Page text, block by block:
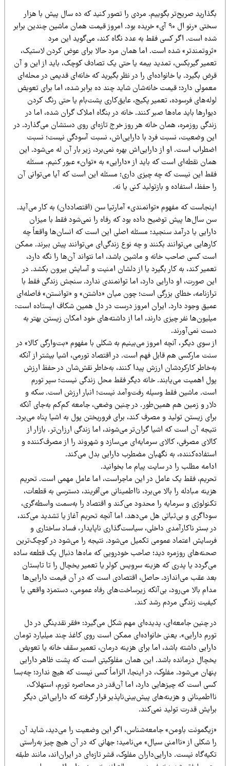
صریح‌تر بگوییم. مردی را تصور کنید که ده سال پیش با هزار
سختی «رنو ال ۹۰ آی» خریده بود. امروز قیمت همان ماشین چندین برابر
است. اگر کسی فقط به عدد نگاه کند، می‌گوید این مرد
شده است. اما همان مرد حالا برای عوض کردن لاستیک،
گیربکس، تمدید بیمه یا حتی یک تصادف کوچک، باید از این و آن
بگیرد. یا خانواده‌ای را در نظر بگیرید که خانه‌ای قدیمی در محله‌ای
دارد؛ قیمت خانه‌شان شاید چند ده برابر شده، اما برای تعویض
فرسوده، تعمیر پکیج، عایق‌کاری پشت‌بام یا حتی رنگ کردن
باید ماه‌ها صبر کنند. خانه در بنگاه املاک گران شده، اما در
روزمره، همان خانه هر روز خرج تازه‌ای روی دستشان می‌گذارد. در
وضعیت، نسبت فرد با دارایی‌اش، نسبت آسودگی نیست؛ نسبت
است. او از دارایی‌اش بهره نمی‌برد، زیر بار آن له می‌شود. این
نقطه‌ای است که باید از «دارایی» به «توان» عبور کنیم. مسئله
این نیست که چه چیزی داری؛ مسئله این است که آیا می‌توانی آن
حفظ، استفاده و بازتولید کنی یا نه.
که مفهوم «توانمندی» آمارتیا سن (اقتصاددان) به کار می‌آید.
سال‌ها پیش توضیح داده بود که رفاه را نمی‌شود فقط با میزان
یا درآمد سنجید؛ مسئله اصلی این است که انسان‌ها واقعاً چه
می‌توانند بکنند و چه نوع زندگی‌ای می‌توانند پیش ببرند. ممکن
کسی صاحب خانه و ماشین باشد، اما نتواند آن‌ها را نگه دارد،
کند، به کار بگیرد یا از دلشان امنیت و آسایش بیرون بکشد. در
صورت، او دارایی دارد، اما توانمندی ندارد. سنجش زندگی فقط با
خطای بزرگی است؛ چون میان «داشتن» و «توانستن» فاصله‌ای
وجود دارد. ایران امروز درست در دل همین شکاف ایستاده است:
نفر چیزی دارند، اما از داشته‌های خود امکان زیستن بهتر به
نمی‌آورند.
سوی دیگر، آنچه امروز می‌بینیم به شکلی با مفهوم «بت‌وارگی کالا» در
مارکسی هم قابل فهم است. در اقتصاد تورمی، اشیا بیشتر از آنکه
کارکردشان ارزش پیدا کنند، به‌خاطر نقش‌شان در حفظ ارزش
اهمیت می‌یابند. خانه دیگر فقط محل زندگی نیست؛ سپر تورم
ماشین فقط وسیله رفت‌وآمد نیست؛ انبار ارزش است. سکه و
و زمین هم همین‌طور. در چنین وضعی، جامعه کم‌کم به‌جای آنکه
زیستن تولید و مصرف کند، برای فروریختن پول به اشیا پناه می‌برد.
آن است که اشیا گران‌تر می‌شوند، اما زندگی ارزان‌تر. بازار از
مصرفی، کالای سرمایه‌ای می‌سازد و شهروند را از مصرف‌کننده و
به نگهبان مضطرب دارایی بدل می‌کند.
مطلب را در سایت پیام ما بخوانید.
فقط یک عامل در این ماجراست، اما عامل مهمی است. تحریم
مبادله را بالا می‌برد، نااطمینانی می‌آفریند، دسترسی به قطعات،
و سرمایه را محدود می‌کند و اقتصاد را به‌سمت واسطه‌گری،
و بی‌ثباتی هل می‌دهد. اما آنچه تحریم آغاز یا تشدید می‌کند،
بستر ناکارآمدی داخلی، سیاست‌گذاری ناپایدار، فساد ساختاری و
اعتماد عمومی تکمیل می‌شود. نتیجه را می‌شود در کوچک‌ترین
روزمره دید؛ صاحب خودرویی که ماه‌ها دنبال یک قطعه ساده
یا پدری که هزینه سرویس کولر یا تعمیر یخچال را تا تابستان
عقب می‌اندازد. حاصل، اقتصادی است که در آن قیمت دارایی‌ها
بالا می‌رود، بی‌آنکه زیرساخت‌های رفاه عمومی، دستمزد واقعی یا
زندگی مردم رشد کند.
چنین جامعه‌ای، پدیده‌ای مهم شکل می‌گیرد: «فقر نقدینگی در دل
دارایی». یعنی خانواده‌ای ممکن است روی کاغذ چند میلیارد تومان
داشته باشد، اما برای هزینه درمان، تعمیر سقف خانه یا تعویض
درمانده باشد. این همان مفلوکیتی است که پشت ظاهر دارایی
می‌شود. مفلوک، در اینجا، الزاماً کسی نیست که هیچ ندارد؛ چه‌بسا
است که چیزهایی دارد، اما آن‌قدر در محاصره تورم، استهلاک،
و هزینه‌های پیش‌بینی‌ناپذیر قرار گرفته که دارایی‌اش دیگر
قدرت تولید نمی‌کند.
باومن» جامعه‌شناس، اگر این وضعیت را می‌دید، شاید آن
شکلی از «ناامنی سیال» می‌نامید؛ جهانی که در آن هیچ چیز به‌راستی
نیست. دارایی‌داران مفلوک، قشر تازه‌ای در ایران‌اند، مانند طبقه